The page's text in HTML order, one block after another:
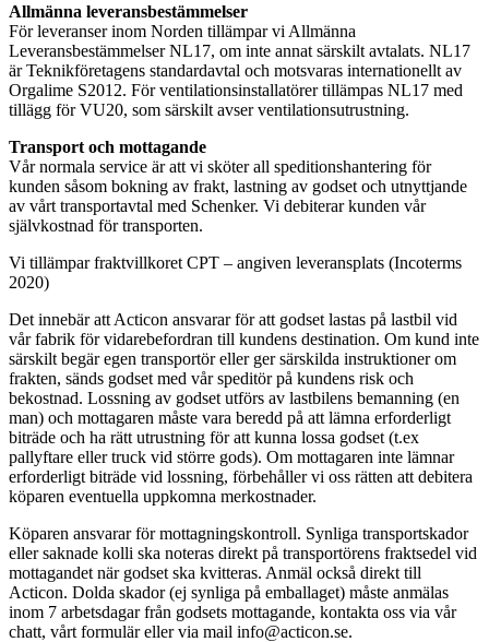
Allmänna leveransbestämmelser
För leveranser inom Norden tillämpar vi Allmänna
Leveransbestämmelser NL17, om inte annat särskilt avtalats. NL17
är Teknikföretagens standardavtal och motsvaras internationellt av
Orgalime S2012. För ventilationsinstallatörer tillämpas NL17 med
tillägg för VU20, som särskilt avser ventilationsutrustning.
Transport och mottagande
Vår normala service är att vi sköter all speditionshantering för
kunden såsom bokning av frakt, lastning av godset och utnyttjande
av vårt transportavtal med Schenker. Vi debiterar kunden vår
självkostnad för transporten.
Vi tillämpar fraktvillkoret CPT – angiven leveransplats (Incoterms
2020)
Det innebär att Acticon ansvarar för att godset lastas på lastbil vid
vår fabrik för vidarebefordran till kundens destination. Om kund inte
särskilt begär egen transportör eller ger särskilda instruktioner om
frakten, sänds godset med vår speditör på kundens risk och
bekostnad. Lossning av godset utförs av lastbilens bemanning (en
man) och mottagaren måste vara beredd på att lämna erforderligt
biträde och ha rätt utrustning för att kunna lossa godset (t.ex
pallyftare eller truck vid större gods). Om mottagaren inte lämnar
erforderligt biträde vid lossning, förbehåller vi oss rätten att debitera
köparen eventuella uppkomna merkostnader.
Köparen ansvarar för mottagningskontroll. Synliga transportskador
eller saknade kolli ska noteras direkt på transportörens fraktsedel vid
mottagandet när godset ska kvitteras. Anmäl också direkt till
Acticon. Dolda skador (ej synliga på emballaget) måste anmälas
inom 7 arbetsdagar från godsets mottagande, kontakta oss via vår
chatt, vårt formulär eller via mail info@acticon.se.